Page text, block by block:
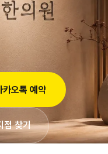
카오톡 예약
점 찾기